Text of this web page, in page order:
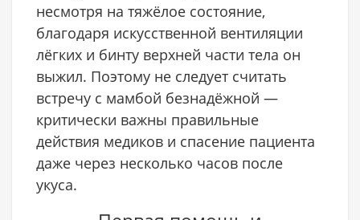
несмотря на тяжёлое состояние,
благодаря искусственной вентиляции
лёгких и бинту верхней части тела он
выжил. Поэтому не следует считать
встречу с мамбой безнадёжной —
критически важны правильные
действия медиков и спасение пациента
даже через несколько часов после
укуса.